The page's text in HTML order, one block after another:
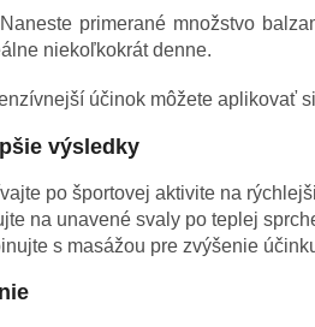
Naneste primerané množstvo
niekoľkokrát denne.
účinok môžete aplikovať
výsledky
po športovej aktivite na
na unavené svaly po teplej
s masážou pre zvýšenie